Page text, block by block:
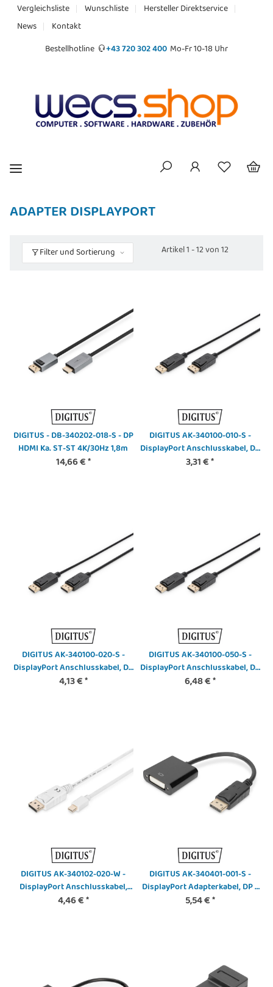
Vergleichsliste Wunschliste
Hersteller Direktservice
News
Kontakt
Bestellhotline
+43 720 302 400 Mo-Fr 10-18 Uhr
ADAPTER DISPLAYPORT
Filter und Sortierung Artikel 1 - 12 von 12
DIGITUS - DB-340202-018-S - DP
HDMI Ka. ST-ST 4K/30Hz 1,8m
14,66 €*
DIGITUS AK-340100-010-S -
DisplayPort Anschlusskabel, DP
St/St, 1.0m, m/Verriegelung,
3,31 €*
DIGITUS AK-340100-020-S -
DisplayPort Anschlusskabel, DP
St/St, 2.0m, m/Verriegelung,
4,13 €*
DIGITUS AK-340100-050-S -
DisplayPort Anschlusskabel, DP
St/St, 5.0m, m/Verriegelung,
6,48 €*
DIGITUS AK-340102-020-W -
DisplayPort Anschlusskabel,
4,46 €*
DIGITUS AK-340401-001-S -
DisplayPort Adapterkabel, DP -
DVI (24+5) St/Bu, 0.15m,
5,54 €*